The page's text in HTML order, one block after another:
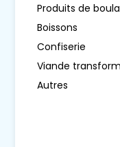
Produits de
Boissons
Confiserie
Viande
Autres